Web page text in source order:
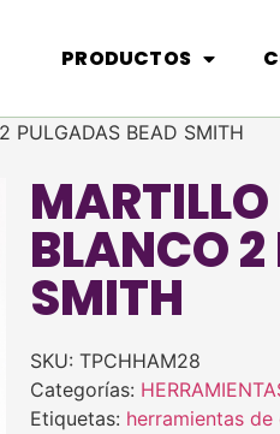
PRODUCTOS
PULGADAS BEAD SMITH
BLANCO
SMITH
SKU: TPCHHAM28
Categorías:
Etiquetas: herramientas